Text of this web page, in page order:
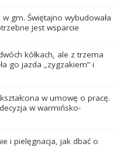
gm. Świętajno wybudowała
jest wsparcie
kółkach, ale z trzema
go jazda „zygzakiem” i
w umowę o pracę.
w warmińsko-
i pielęgnacja, jak dbać o